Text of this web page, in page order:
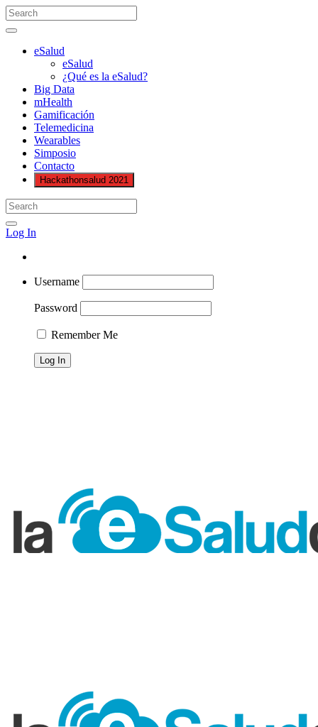
eSalud
eSalud
¿Qué es la eSalud?
Big Data
mHealth
Gamificación
Telemedicina
Wearables
Simposio
Contacto
Hackathonsalud 2021
Log In
Username
Password
Remember Me